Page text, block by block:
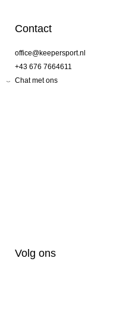
Contact
office@keepersport.nl
+43 676 7664611
Chat met ons
Volg ons